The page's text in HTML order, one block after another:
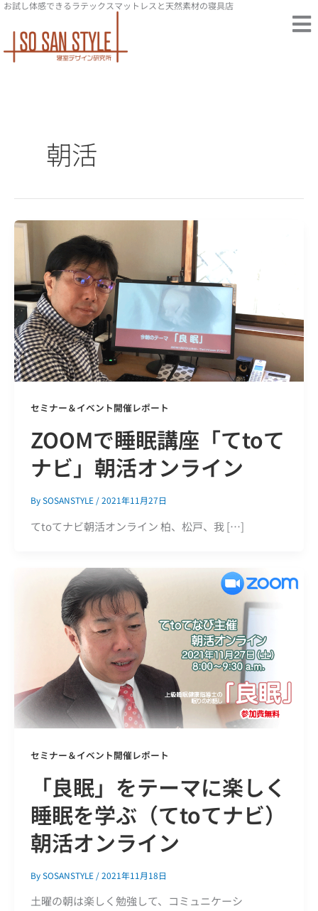
内
を
お試し体感できるラテックスマットレスと天然素材の寝具店
朝活
セミナー＆イベント開催レポート
ZOOMで睡眠講座「てtoて
ナビ」朝活オンライン
BySOSANSTYLE /2021年11月27日
てtoてナビ朝活オンライン 柏、松戸、我 […]
セミナー＆イベント開催レポート
「良眠」をテーマに楽しく
睡眠を学ぶ（てtoてナビ）
朝活オンライン
BySOSANSTYLE /2021年11月18日
土曜の朝は楽しく勉強して、コミュニケーシ